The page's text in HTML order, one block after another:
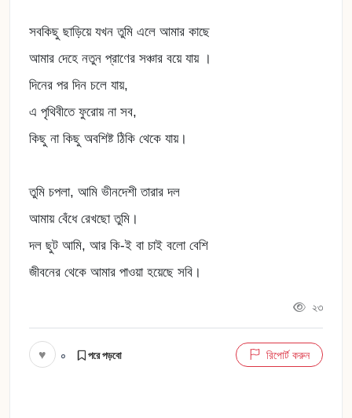
সবকিছু ছাড়িয়ে যখন তুমি এলে আমার কাছে
আমার দেহে নতুন প্রাণের সঞ্চার বয়ে যায় ।
দিনের পর দিন চলে যায়,
এ পৃথিবীতে ফুরোয় না সব,
কিছু না কিছু অবশিষ্ট ঠিকি থেকে যায়।
তুমি চপলা, আমি ভীনদেশী তারার দল
আমায় বেঁধে রেখছো তুমি।
দল ছুট আমি, আর কি-ই বা চাই বলো বেশি
জীবনের থেকে আমার পাওয়া হয়েছে সবি।
২৩
♥ ০ পরে পড়বো রিপোর্ট করুন